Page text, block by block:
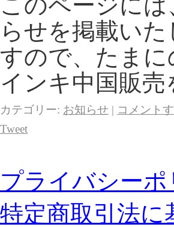
らせを掲載い
すので、たま
インキ中国販
カテゴリー: お知らせ | コメント
Tweet
プライバシーポ
特定商取引法に